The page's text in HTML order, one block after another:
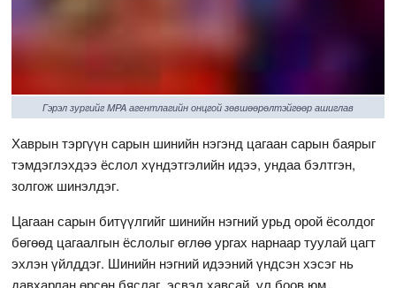
Гэрэл зургийг MPA агентлагийн онцгой зөвшөөрөлтэйгөөр ашиглав
Хаврын тэргүүн сарын шинийн нэгэнд цагаан сарын баярыг
тэмдэглэхдээ ёслол хүндэтгэлийн идээ, ундаа бэлтгэн,
золгож шинэлдэг.
Цагаан сарын битүүлгийг шинийн нэгний урьд орой ёсолдог
бөгөөд цагаалгын ёслолыг өглөө ургах нарнаар туулай цагт
эхлэн үйлддэг. Шинийн нэгний идээний үндсэн хэсэг нь
давхарлан өрсөн бяслаг, эсвэл хавсай, ул боов юм.